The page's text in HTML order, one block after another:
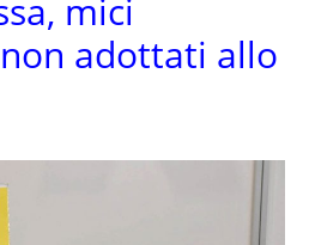
mici
adottati allo